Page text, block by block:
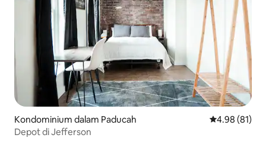
Kondominium dalam Paducah Penarafan
4.98 (81)
Depot di Jefferson